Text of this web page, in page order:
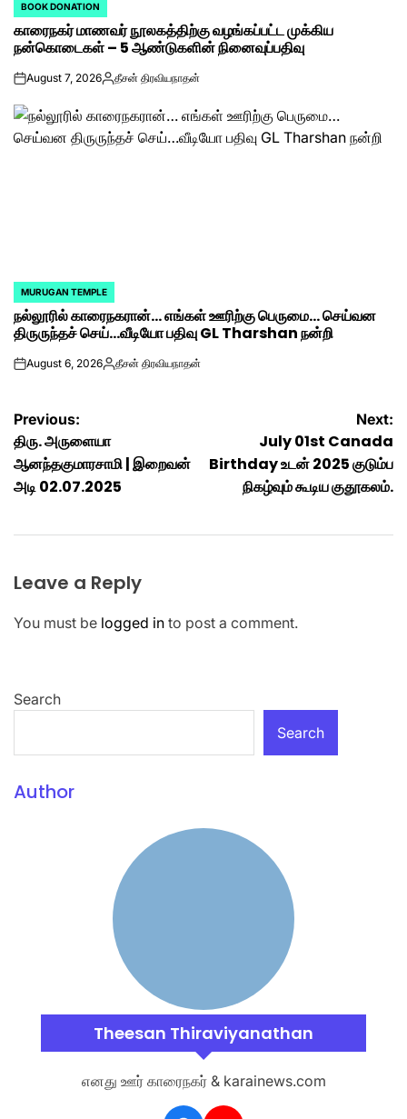
POSTED
IN
BOOK DONATION
காரைநகர் மாணவர் நூலகத்திற்கு வழங்கப்பட்ட முக்கிய
நன்கொடைகள் – 5 ஆண்டுகளின் நினைவுப்பதிவு
onAugust 7, 2026Posted
தீசன் திரவியநாதன்
POSTED
IN
MURUGAN TEMPLE
நல்லூரில் காரைநகரான்… எங்கள் ஊரிற்கு பெருமை… செய்வன
திருருந்தச் செய்…வீடியோ பதிவு GL Tharshan நன்றி
onAugust 6, 2026Posted
தீசன் திரவியநாதன்
Post
navigation
Previous:
திரு. அருளையா
ஆனந்தகுமாரசாமி | இறைவன்
அடி 02.07.2025
Next:
July 01st Canada
Birthday உடன் 2025 குடும்ப
நிகழ்வும் கூடிய குதூகலம்.
Leave a Reply
You must be logged in to post a comment.
Search
Search
Author
Theesan Thiraviyanathan
எனது ஊர் காரைநகர் & karainews.com